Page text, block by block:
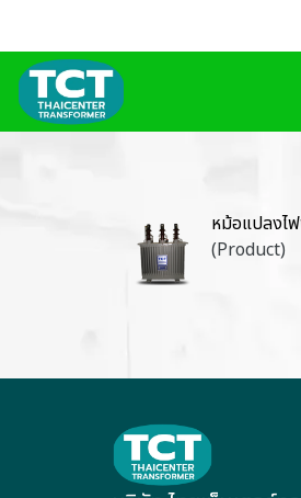
หม้อแปลงไ
(Product)